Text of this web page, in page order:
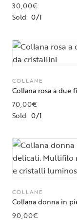
30,00€
Sold: 0/1
COLLANE
Collana rosa a due
70,00€
Sold: 0/1
COLLANE
Collana donna in
90,00€